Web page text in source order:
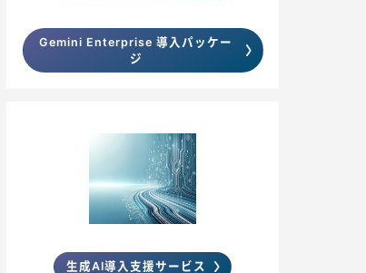
Gemini Enterprise 導入パッケー
ジ
生成AI導入支援サービス